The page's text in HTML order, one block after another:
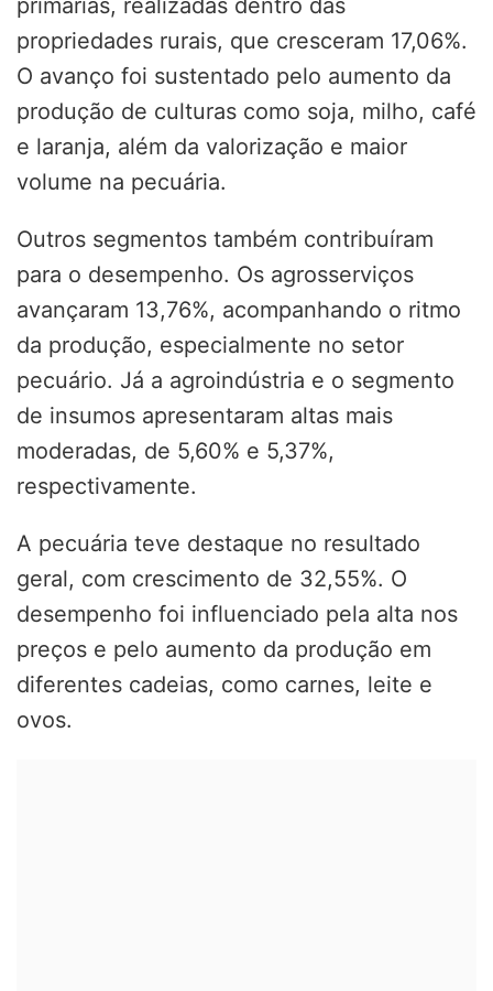
primárias, realizadas dentro das
propriedades rurais, que cresceram 17,06%.
O avanço foi sustentado pelo aumento da
produção de culturas como soja, milho, café
e laranja, além da valorização e maior
volume na pecuária.
Outros segmentos também contribuíram
para o desempenho. Os agrosserviços
avançaram 13,76%, acompanhando o ritmo
da produção, especialmente no setor
pecuário. Já a agroindústria e o segmento
de insumos apresentaram altas mais
moderadas, de 5,60% e 5,37%,
respectivamente.
A pecuária teve destaque no resultado
geral, com crescimento de 32,55%. O
desempenho foi influenciado pela alta nos
preços e pelo aumento da produção em
diferentes cadeias, como carnes, leite e
ovos.